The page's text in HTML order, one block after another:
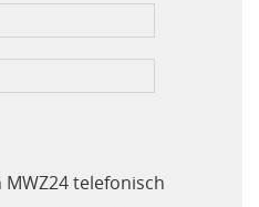
telefonisch